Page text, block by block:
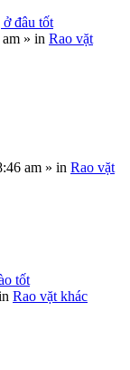
đâu tốt
» in Rao vặt
am » in Rao vặt
tốt
Rao vặt khác